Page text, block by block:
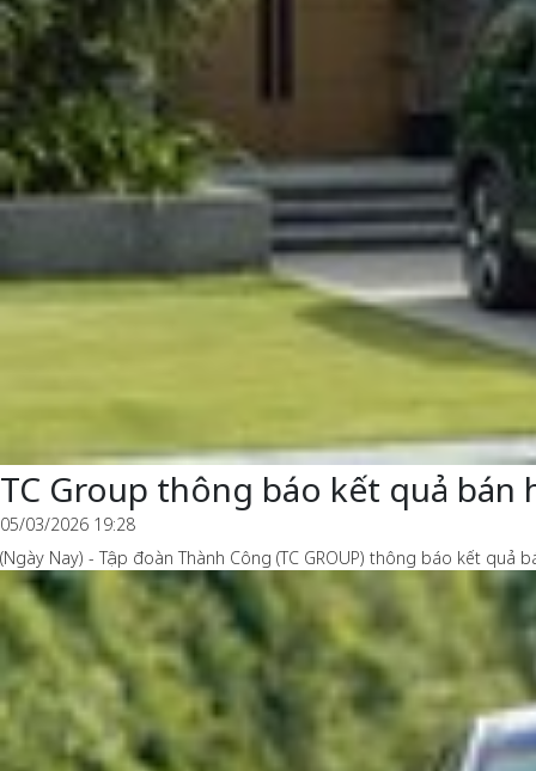
TC Group thông báo kết quả
05/03/2026 19:28
(Ngày Nay) - Tập đoàn Thành Công (TC GROUP) thông báo kết